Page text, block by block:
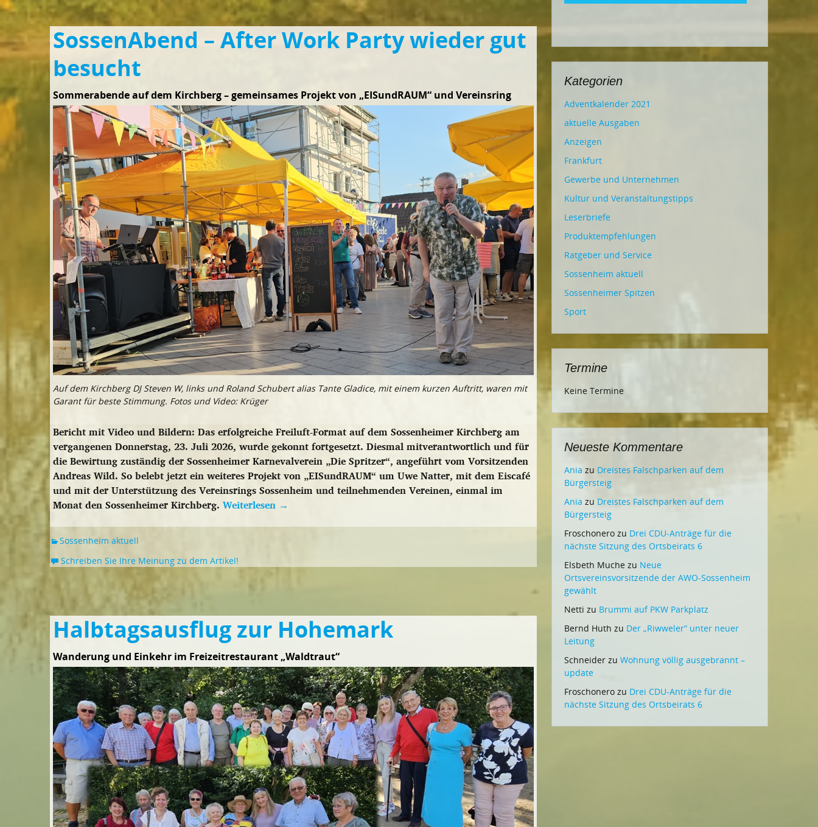
SossenAbend – After Work Party wieder gut
besucht
Sommerabende auf dem Kirchberg – gemeinsames Projekt von „EISundRAUM“ und Vereinsring
Auf dem Kirchberg DJ Steven W, links und Roland Schubert alias Tante Gladice, mit einem kurzen Auftritt, waren mit
Garant für beste Stimmung. Fotos und Video: Krüger
Bericht mit Video und Bildern: Das erfolgreiche Freiluft-Format auf dem Sossenheimer Kirchberg am
vergangenen Donnerstag, 23. Juli 2026, wurde gekonnt fortgesetzt. Diesmal mitverantwortlich und für
die Bewirtung zuständig der Sossenheimer Karnevalverein „Die Spritzer“, angeführt vom Vorsitzenden
Andreas Wild. So belebt jetzt ein weiteres Projekt von „EISundRAUM“ um Uwe Natter, mit dem Eiscafé
und mit der Unterstützung des Vereinsrings Sossenheim und teilnehmenden Vereinen, einmal im
Monat den Sossenheimer Kirchberg. Weiterlesen →
Sossenheim aktuell
Schreiben Sie Ihre Meinung zu dem Artikel!
Halbtagsausflug zur Hohemark
Wanderung und Einkehr im Freizeitrestaurant „Waldtraut“
Kategorien
Adventkalender 2021
aktuelle Ausgaben
Anzeigen
Frankfurt
Gewerbe und Unternehmen
Kultur und Veranstaltungstipps
Leserbriefe
Produktempfehlungen
Ratgeber und Service
Sossenheim aktuell
Sossenheimer Spitzen
Sport
Termine
Keine Termine
Neueste Kommentare
Ania zu Dreistes Falschparken auf dem
Bürgersteig
Ania zu Dreistes Falschparken auf dem
Bürgersteig
Froschonero zu Drei CDU-Anträge für die
nächste Sitzung des Ortsbeirats 6
Elsbeth Muche zu Neue
Ortsvereinsvorsitzende der AWO-Sossenheim
gewählt
Netti zu Brummi auf PKW Parkplatz
Bernd Huth zu Der „Riwweler“ unter neuer
Leitung
Schneider zu Wohnung völlig ausgebrannt –
update
Froschonero zu Drei CDU-Anträge für die
nächste Sitzung des Ortsbeirats 6